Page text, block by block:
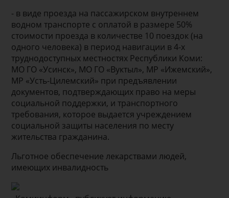
- в виде проезда на пассажирском внутреннем
водном транспорте с оплатой в размере 50%
стоимости проезда в количестве 10 поездок (на
одного человека) в период навигации в 4-х
труднодоступных местностях Республики Коми:
МО ГО «Усинск», МО ГО «Вуктыл», МР «Ижемский»,
МР «Усть-Цилемский» при предъявлении
документов, подтверждающих право на меры
социальной поддержки, и транспортного
требования, которое выдается учреждением
социальной защиты населения по месту
жительства гражданина.
Льготное обеспечение лекарствами людей,
имеющих инвалидность